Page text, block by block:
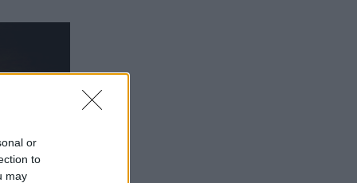
or
to
may